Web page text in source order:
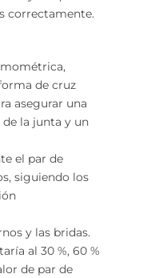
correctamente.
de cruz
asegurar una
la junta y un
el par de
siguiendo los
y las bridas.
al 30 %, 60 %
de par de